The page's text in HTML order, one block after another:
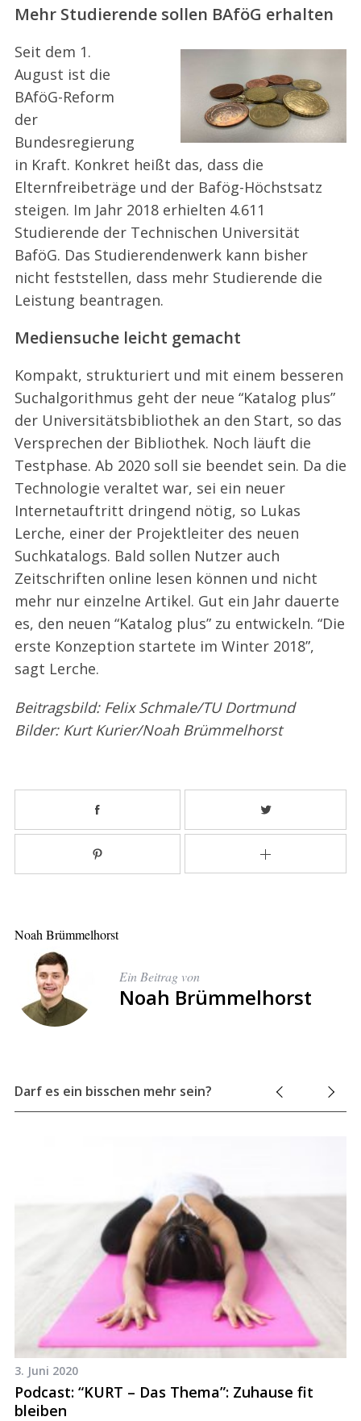
Mehr Studierende sollen BAföG erhalten
Seit dem 1.
August ist die
BAföG-Reform
der
Bundesregierung
in Kraft. Konkret heißt das, dass die
Elternfreibeträge und der Bafög-Höchstsatz
steigen. Im Jahr 2018 erhielten 4.611
Studierende der Technischen Universität
BaföG. Das Studierendenwerk kann bisher
nicht feststellen, dass mehr Studierende die
Leistung beantragen.
Mediensuche leicht gemacht
Kompakt, strukturiert und mit einem besseren
Suchalgorithmus geht der neue “Katalog plus”
der Universitätsbibliothek an den Start, so das
Versprechen der Bibliothek. Noch läuft die
Testphase. Ab 2020 soll sie beendet sein. Da die
Technologie veraltet war, sei ein neuer
Internetauftritt dringend nötig, so Lukas
Lerche, einer der Projektleiter des neuen
Suchkatalogs. Bald sollen Nutzer auch
Zeitschriften online lesen können und nicht
mehr nur einzelne Artikel. Gut ein Jahr dauerte
es, den neuen “Katalog plus” zu entwickeln. “Die
erste Konzeption startete im Winter 2018”,
sagt Lerche.
Beitragsbild: Felix Schmale/TU Dortmund
Bilder: Kurt Kurier/Noah Brümmelhorst
Noah Brümmelhorst
Ein Beitrag von
Noah Brümmelhorst
Darf es ein bisschen mehr sein?
3. Juni 2020
Podcast: “KURT – Das Thema”: Zuhause fit
bleiben